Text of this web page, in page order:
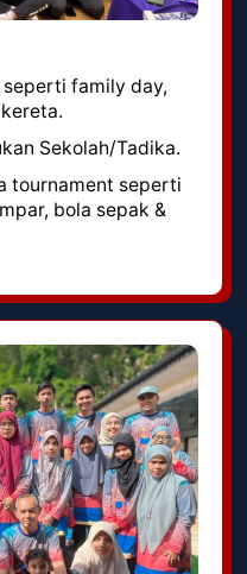
family day,
Sekolah/Tadika.
tournament seperti
bola sepak &